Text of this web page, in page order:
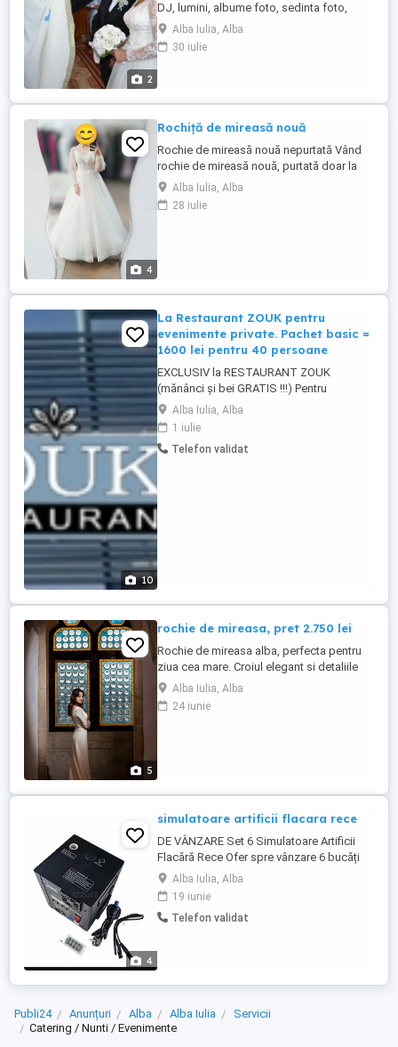
2
DJ, lumini, albume foto, sedinta foto,
gheata carbonica, masina de epoca,
marturii nunta diversificate, marturii nunta
sub forma de sticle pentru bautura,
nunta, ursitoare botez, ...
Alba Iulia, Alba
30 iulie
4
Rochiță de mireasă nouă
Rochie de mireasă nouă nepurtată Vând
rochie de mireasă nouă, purtată doar la
probe. Am cumpărat-o cu mare drag, însă
între timp mi-am dat seama că îmi doresc
un alt stil de rochie, motiv pentru care am
Alba Iulia, Alba
28 iulie
10
La Restaurant ZOUK pentru
evenimente private. Pachet basic =
1600 lei pentru 40 persoane
EXCLUSIV la RESTAURANT ZOUK
(mănânci și bei GRATIS !!!) Pentru
petreceri private cu prietenii tăi, Tu aduci
mâncarea și băutura, iar noi punem la
dispoziție localul, servirea, paharele,
gheața și muzica. Capacitate local 35-40
Alba Iulia, Alba
1 iulie
Telefon validat
5
rochie de mireasa, pret 2.750 lei
Rochie de mireasa alba, perfecta pentru
ziua cea mare. Croiul elegant si detaliile
rafinate fac din aceasta rochie alegerea
ideala pentru orice mireasa. O piesa
deosebita pentru un eveniment de neuitat.
Alba Iulia, Alba
24 iunie
4
simulatoare artificii flacara rece
DE VÂNZARE Set 6 Simulatoare Artificii
Flacără Rece Ofer spre vânzare 6 bucăți
simulatoare artificii tip flacără rece, ideale
pentru: Nunți Botezuri Majorate
Evenimente corporate Intrări
spectaculoase ale mirilor Dansul mirilor și
Alba Iulia, Alba
19 iunie
Telefon validat
Publi24 Anunțuri Alba Alba Iulia
Servicii
Catering / Nunti / Evenimente